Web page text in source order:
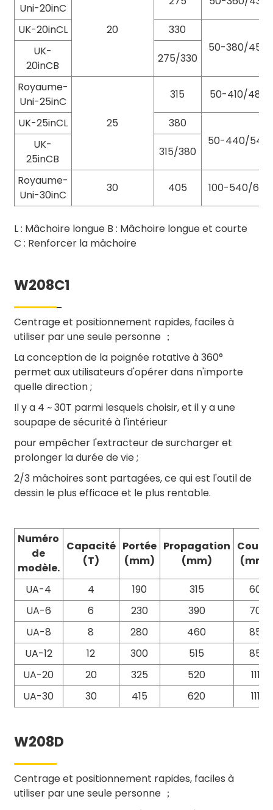
Uni-20inC
20
UK-20inCL
330
50-380/450
UK-
20inCB
275/330
Royaume-
Uni-25inC
25
315 50-410/480
UK-25inCL
380
50-440/540
UK-
25inCB
315/380
Royaume-
Uni-30inC
30 405 100-540/610
L : Mâchoire longue B : Mâchoire longue et courte
C : Renforcer la mâchoire
W208C1
Centrage et positionnement rapides, faciles à
utiliser par une seule personne ；
La conception de la poignée rotative à 360°
permet aux utilisateurs d'opérer dans n'importe
quelle direction ;
Il y a 4 ~ 30T parmi lesquels choisir, et il y a une
soupape de sécurité à l'intérieur
pour empêcher l'extracteur de surcharger et
prolonger la durée de vie ;
2/3 mâchoires sont partagées, ce qui est l'outil de
dessin le plus efficace et le plus rentable.
Numéro
de
modèle.
Capacité
(T)
Portée
(mm)
Propagation
(mm)
(mm)
UA-4 4 190 315
60
UA-6
6 230 390
70
UA-8
8 280 460
85
UA-12
12 300 515
85
UA-20
20 325 520
111
UA-30
30 415 620 111
W208D
Centrage et positionnement rapides, faciles à
utiliser par une seule personne ；